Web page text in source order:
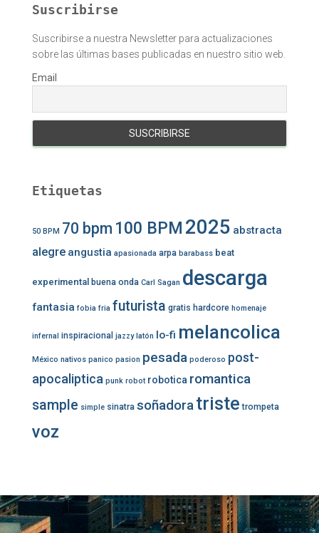
Suscribirse
Suscribirse a nuestra Newsletter para actualizaciones
sobre las últimas bases publicadas en nuestro sitio web.
Email
Etiquetas
50 BPM 70 bpm 100 BPM 2025 abstracta
alegre angustia apasionada arpa barabass beat
experimental buena onda Carl Sagan descarga
fantasia fobia fria futurista gratis hardcore homenaje
infernal inspiracional jazzy latón lo-fi melancolica
México nativos panico pasion pesada poderoso post-
apocaliptica punk robot robotica romantica
sample simple sinatra soñadoratriste trompeta
voz